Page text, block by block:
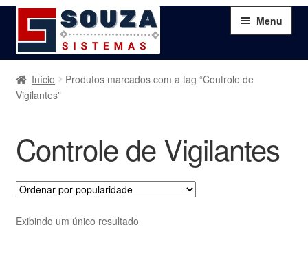
Pular
para
navegação
Pular
para
o
conteúdo
Menu
Home
Serviços
Produtos
Blog
Início
Produtos marcados com a tag “Controle de
Vigilantes”
Controle de Vigilantes
Exibindo um único resultado